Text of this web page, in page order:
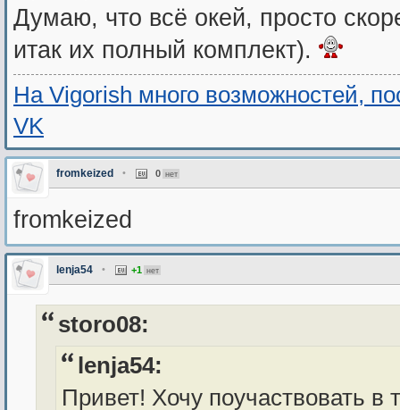
Думаю, что всё окей, просто
итак их полный комплект).
На Vigorish много возможностей,
VK
fromkeized • 0 нет
fromkeized
lenja54 • +1 нет
storo08:
lenja54:
Привет! Хочу поучаствовать